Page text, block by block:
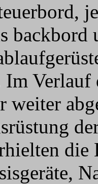
backbord
weiter
die